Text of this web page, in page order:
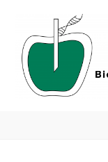
contenido